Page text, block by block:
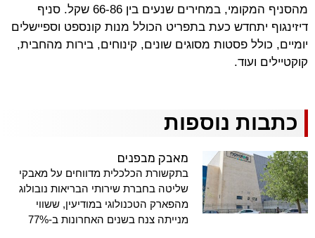
מהסניף המקומי, במחירים שנעים בין 66-86 שקל. סניף
דיזינגוף יתחדש כעת בתפריט הכולל מנות קונספט וספיישלים
יומיים, כולל פסטות מסוגים שונים, קינוחים, בירות מהחבית,
קוקטיילים ועוד.
כתבות נוספות
מאבק מבפנים
בתקשורת הכלכלית מדווחים על מאבקי
שליטה בחברת שירותי הבריאות נובולוג
מהפארק הטכנולוגי במודיעין, ששווי
מנייתה צנח בשנים האחרונות ב-77%